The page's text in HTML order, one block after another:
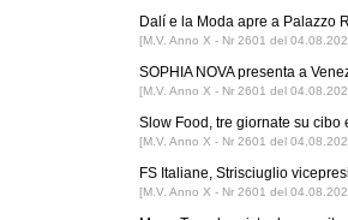
Dalí e la Moda apre a Palazzo
[M.V. Anno X - Nr 2601 del
SOPHIA NOVA presenta a
[M.V. Anno X - Nr 2601 del
Slow Food, tre giornate su cibo
[M.V. Anno X - Nr 2601 del
FS Italiane, Strisciuglio
[M.V. Anno X - Nr 2601 del